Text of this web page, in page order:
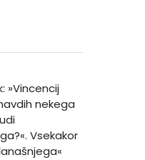
»Vincencij
nekega
Vsekakor